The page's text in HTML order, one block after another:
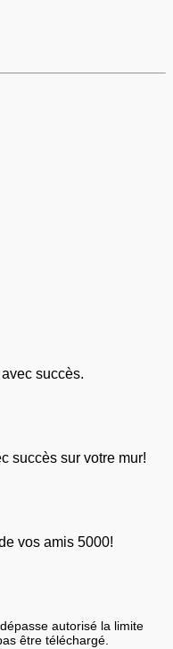
succès.
succès sur votre mur!
vos amis 5000!
autorisé la limite
être téléchargé.